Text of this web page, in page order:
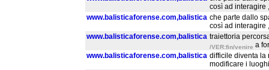
così ad interagire
www.balisticaforense.com,balistica che parte dallo
così ad interagire
www.balisticaforense.com,balistica traiettoria
/VER:fin/venire a
www.balisticaforense.com,balistica difficile diventa la
modificare i